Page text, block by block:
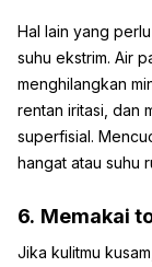
Hal lain yang
suhu ekstrim. Air
menghilangkan
rentan iritasi, dan
superfisial.
hangat atau suhu
6. Memakai
Jika kulitmu